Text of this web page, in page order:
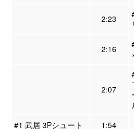
2:23
2:16
2:07
#1 武居 3Pシュート
1:54